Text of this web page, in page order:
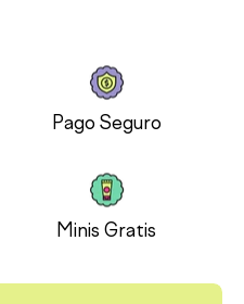
Pago Seguro
Minis Gratis